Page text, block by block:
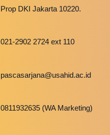
Prop DKI Jakarta 10220.
021-2902 2724 ext 110
pascasarjana@usahid.ac.id
0811932635 (WA Marketing)